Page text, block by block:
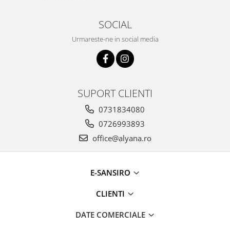
SOCIAL
Urmareste-ne in social media
SUPORT CLIENTI
0731834080
0726993893
office@alyana.ro
E-SANSIRO
CLIENTI
DATE COMERCIALE